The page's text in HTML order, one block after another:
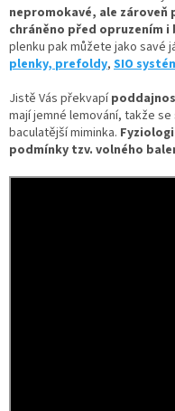
nepromokavé, ale zároveň
chráněno před opruzením i
plenku pak můžete jako savé
plenky,prefoldy, SIO
Jistě Vás překvapí
mají jemné lemování, takže
baculatější miminka.
podmínky tzv. volného